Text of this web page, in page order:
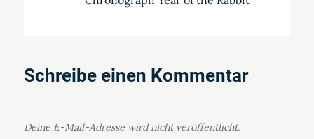
Schreibe einen Kommentar
Deine E-Mail-Adresse wird nicht veröffentlicht.